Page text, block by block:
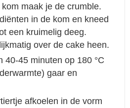
maak je de crumble.
in de kom en kneed
een kruimelig deeg.
over de cake heen.
40-45 minuten op 180 °C
gaar en
afkoelen in de vorm